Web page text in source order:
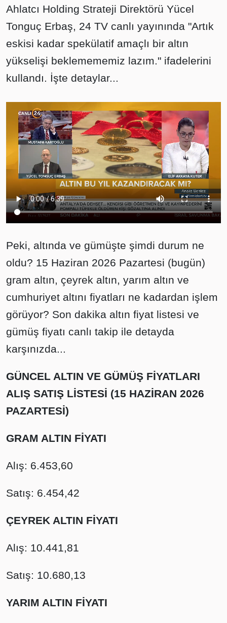
Ahlatcı Holding Strateji Direktörü Yücel
Tonguç Erbaş, 24 TV canlı yayınında "Artık
eskisi kadar spekülatif amaçlı bir altın
yükselişi beklemememiz lazım." ifadelerini
kullandı. İşte detaylar...
Peki, altında ve gümüşte şimdi durum ne
oldu? 15 Haziran 2026 Pazartesi (bugün)
gram altın, çeyrek altın, yarım altın ve
cumhuriyet altını fiyatları ne kadardan işlem
görüyor? Son dakika altın fiyat listesi ve
gümüş fiyatı canlı takip ile detayda
karşınızda...
GÜNCEL ALTIN VE GÜMÜŞ FİYATLARI
ALIŞ SATIŞ LİSTESİ (15 HAZİRAN 2026
PAZARTESİ)
GRAM ALTIN FİYATI
Alış: 6.453,60
Satış: 6.454,42
ÇEYREK ALTIN FİYATI
Alış: 10.441,81
Satış: 10.680,13
YARIM ALTIN FİYATI